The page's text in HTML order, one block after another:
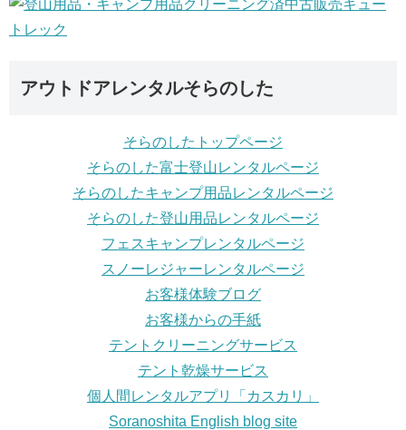
アウトドアレンタルそらのした
そらのしたトップページ
そらのした富士登山レンタルページ
そらのしたキャンプ用品レンタルページ
そらのした登山用品レンタルページ
フェスキャンプレンタルページ
スノーレジャーレンタルページ
お客様体験ブログ
お客様からの手紙
テントクリーニングサービス
テント乾燥サービス
個人間レンタルアプリ「カスカリ」
Soranoshita English blog site